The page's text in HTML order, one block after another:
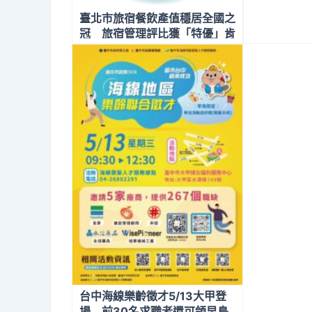
臺北市旅宿餐飲產值穩居全國之
冠 旅宿管理評比獲「特優」肯
定
台中海線樂齡徵才5/13大甲登